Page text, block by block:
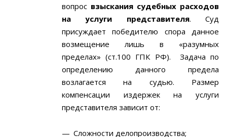
вопрос взыскания судебных расходов
на услуги представителя. Суд
присуждает победителю спора данное
возмещение лишь в «разумных
пределах» (ст.100 ГПК РФ). Задача по
определению данного предела
возлагается на судью. Размер
компенсации издержек на услуги
представителя зависит от:
Сложности делопроизводства;